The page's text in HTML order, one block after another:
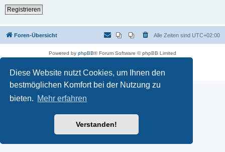
Diese Website nutzt Cookies, um Ihnen den
bestmöglichen Komfort bei der Nutzung zu
bieten. Mehr erfahren
Verstanden!
Registrieren
Foren-Übersicht Alle Zeiten sind UTC+02:00
Powered by phpBB® Forum Software © phpBB Limited
Datenschutz|Nutzungsbedingungen